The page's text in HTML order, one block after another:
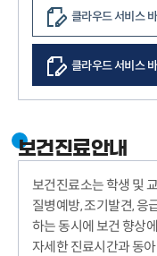
클라우드 서비스
클라우드 서비스
보건진료안내
보건진료소는 학생 및
질병예방, 조기발견, 응
하는 동시에 보건 향상
자세한 진료시간과 동